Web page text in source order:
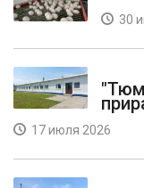
30
17 июля 2026